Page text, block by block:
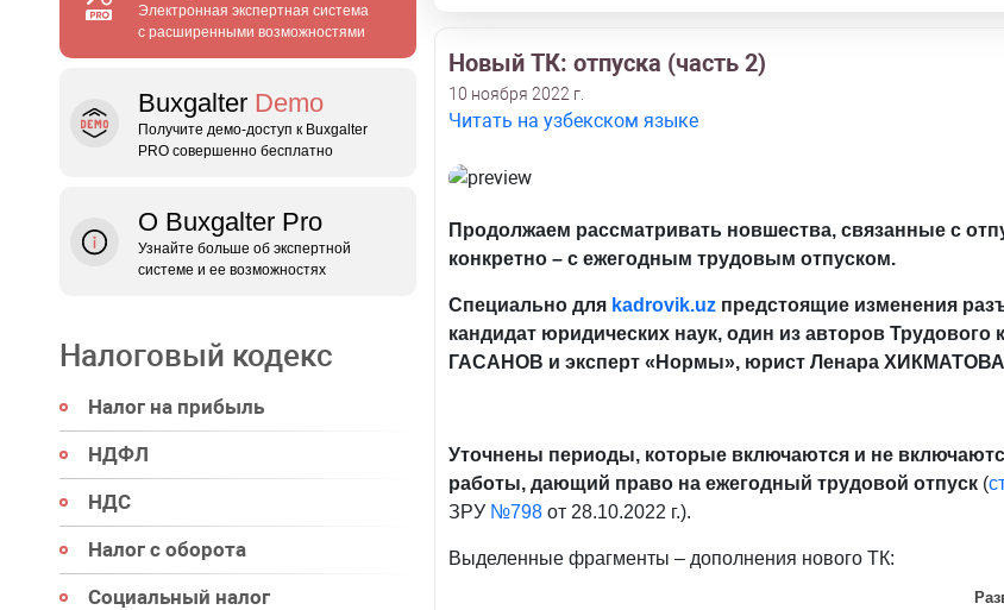
Электронная экспертная система
с расширенными возможностями
Buxgalter Demo
Получите демо‑доступ к Buxgalter
PRO совершенно бесплатно
О Buxgalter Pro
Узнайте больше об экспертной
системе и ее возможностях
Налоговый кодекс
Налог на прибыль
НДФЛ
НДС
Налог с оборота
Социальный налог
Новый ТК: отпуска (часть 2)
10 ноября 2022 г.
Читать на узбекском языке
Продолжаем рассматривать новшества, связанные с
конкретно – с ежегодным трудовым отпуском.
Специально для kadrovik.uzпредстоящие изменения
кандидат юридических наук, один из авторов Трудового
ГАСАНОВ и эксперт «Нормы», юрист Ленара
Уточнены периоды, которые включаются и не
работы, дающий право на ежегодный трудовой отпуск (
ЗРУ №798от 28.10.2022 г.).
Выделенные фрагменты – дополнения нового ТК: